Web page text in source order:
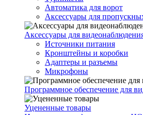
Автоматика для ворот
Аксессуары для
Аксессуары для
Источники питания
Кронштейны и коробки
Адаптеры и разъемы
Микрофоны
Программное обеспечение для
Уцененные товары